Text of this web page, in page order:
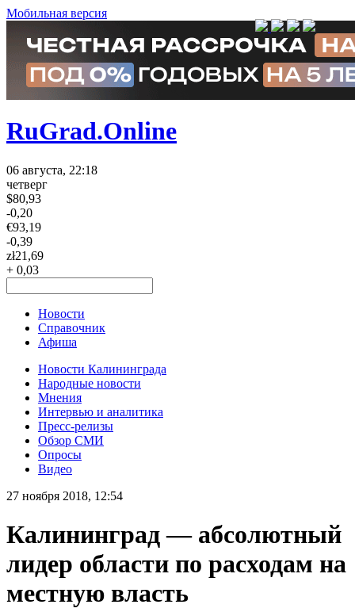
Мобильная версия
RuGrad.Online
06 августа, 22:18
четверг
$80,93
-0,20
€93,19
-0,39
zł21,69
+ 0,03
Новости
Справочник
Афиша
Новости Калининграда
Народные новости
Мнения
Интервью и аналитика
Пресс-релизы
Обзор СМИ
Опросы
Видео
27 ноября 2018, 12:54
Калининград — абсолютный
лидер области по расходам на
местную власть